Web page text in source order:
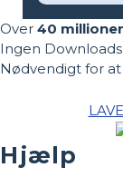
Over 40 millioner
Ingen
Nødvendigt for at
Hjælp